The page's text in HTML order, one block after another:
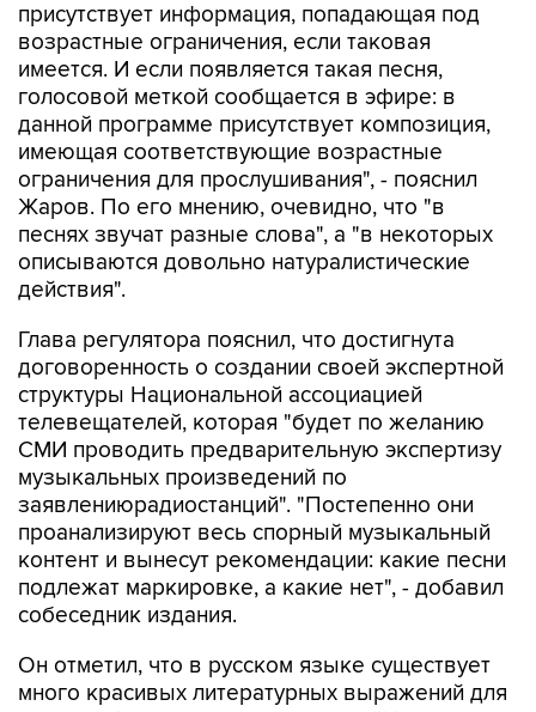
присутствует информация, попадающая под
возрастные ограничения, если таковая
имеется. И если появляется такая песня,
голосовой меткой сообщается в эфире: в
данной программе присутствует композиция,
имеющая соответствующие возрастные
ограничения для прослушивания", - пояснил
Жаров. По его мнению, очевидно, что "в
песнях звучат разные слова", а "в некоторых
описываются довольно натуралистические
действия".
Глава регулятора пояснил, что достигнута
договоренность о создании своей экспертной
структуры Национальной ассоциацией
телевещателей, которая "будет по желанию
СМИ проводить предварительную экспертизу
музыкальных произведений по
заявлениюрадиостанций". "Постепенно они
проанализируют весь спорный музыкальный
контент и вынесут рекомендации: какие песни
подлежат маркировке, а какие нет", - добавил
собеседник издания.
Он отметил, что в русском языке существует
много красивых литературных выражений для